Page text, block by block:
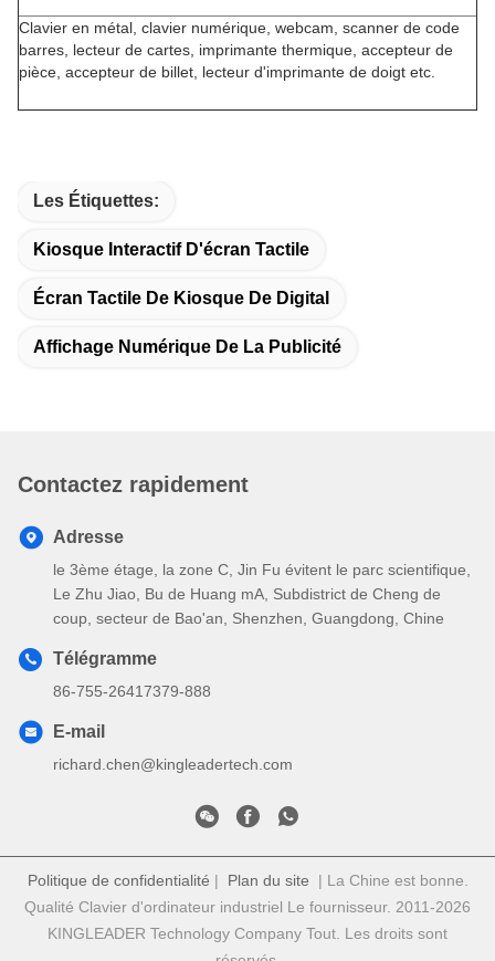
Clavier en métal, clavier numérique, webcam, scanner de code
barres, lecteur de cartes, imprimante thermique, accepteur de
pièce, accepteur de billet, lecteur d'imprimante de doigt etc.
Les Étiquettes:
Kiosque Interactif D'écran Tactile
Écran Tactile De Kiosque De Digital
Affichage Numérique De La Publicité
Contactez rapidement
Adresse
le 3ème étage, la zone C, Jin Fu évitent le parc scientifique,
Le Zhu Jiao, Bu de Huang mA, Subdistrict de Cheng de
coup, secteur de Bao'an, Shenzhen, Guangdong, Chine
Télégramme
86-755-26417379-888
E-mail
richard.chen@kingleadertech.com
Politique de confidentialité | Plan du site | La Chine est bonne.
Qualité Clavier d'ordinateur industriel Le fournisseur. 2011-2026
KINGLEADER Technology Company Tout. Les droits sont